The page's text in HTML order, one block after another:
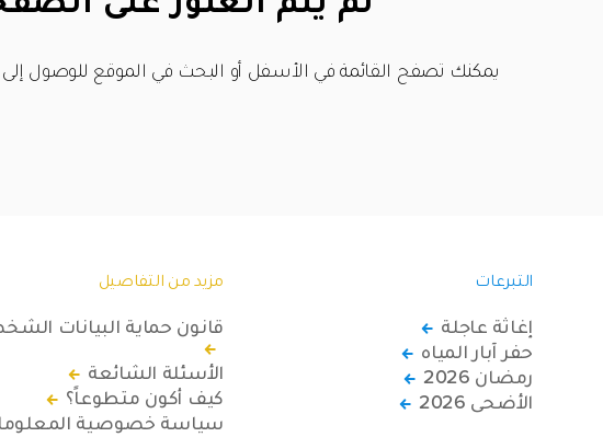
يمكنك تصفح القائمة في الأسفل أو البحث في الموقع للوصول
التبرعات
إغاثة عاجلة
حفر آبار المياه
رمضان 2026
الأضحى 2026
مزيد من التفاصيل
قانون حماية البيانات
الأسئلة الشائعة
كيف أكون متطوعاً؟
سياسة خصوصية